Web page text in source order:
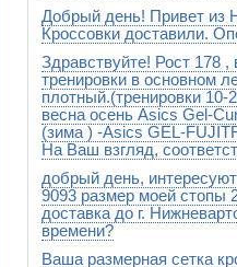
Да,возможна,только при
Добрый день! Привет из
Кроссовки доставили.
Мы рады, что Вам все
Здравствуйте! Рост 178
тренировки в основном
плотный.(тренировки
весна осень Asics Gel-
(зима ) -Asics GEL-
На Ваш взгляд,
Да, соответствует. Очень
добрый день,
9093 размер моей стопы
доставка до г.
времени?
размер us9.5 Доставка
Ваша размерная сетка